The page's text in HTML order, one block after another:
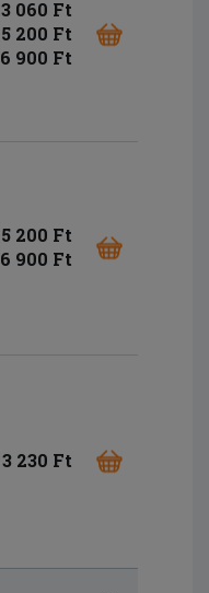
3 060 Ft
5 200 Ft
6 900 Ft
5 200 Ft
6 900 Ft
3 230 Ft